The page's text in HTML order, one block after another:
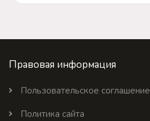
Правовая информация
Пользовательское соглашение
Политика сайта